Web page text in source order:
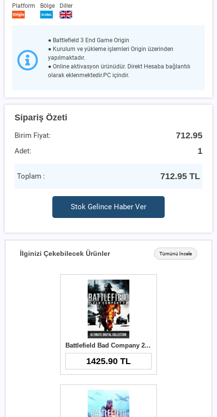
Platform Bölge Diller
● Battlefield 3 End Game Origin
● Kurulum ve yükleme işlemleri Origin üzerinden
yapılmaktadır.
● Online aktivasyon ürünüdür. Direkt Hesaba bağlantılı
olarak eklenmektedir.PC içindir.
Sipariş Özeti
Birim Fiyat: 712.95
Adet: 1
Toplam : 712.95 TL
Stok Gelince Haber Ver
İlginizi Çekebilecek Ürünler Tümünü İncele
Battlefield Bad Company 2 Ultimate Digital Collection Origin Key
1425.90 TL